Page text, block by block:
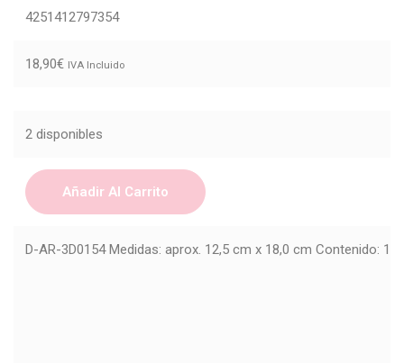
4251412797354
18,90€ IVA Incluido
2 disponibles
Añadir Al Carrito
D-AR-3D0154 Medidas: aprox. 12,5 cm x 18,0 cm Contenido: 1